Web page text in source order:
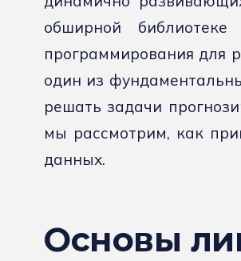
обширной
программирования для
один из
решать задачи
мы рассмотрим, как
данных.
Основы